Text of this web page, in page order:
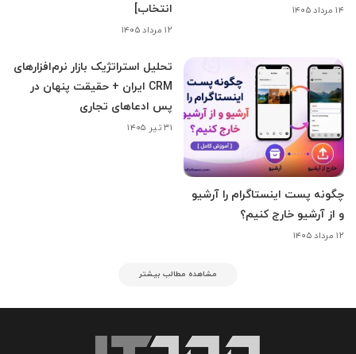
۱۴ مرداد ۱۴۰۵
انتخاب]
۱۲ مرداد ۱۴۰۵
چگونه پست اینستاگرام را آرشیو
و از آرشیو خارج کنیم؟
۱۲ مرداد ۱۴۰۵
تحلیل استراتژیک بازار نرم‌افزارهای
CRM ایران + حقیقت پنهان در
پس ادعاهای تجاری
۳۱ تیر ۱۴۰۵
مشاهده مطالب بیشتر